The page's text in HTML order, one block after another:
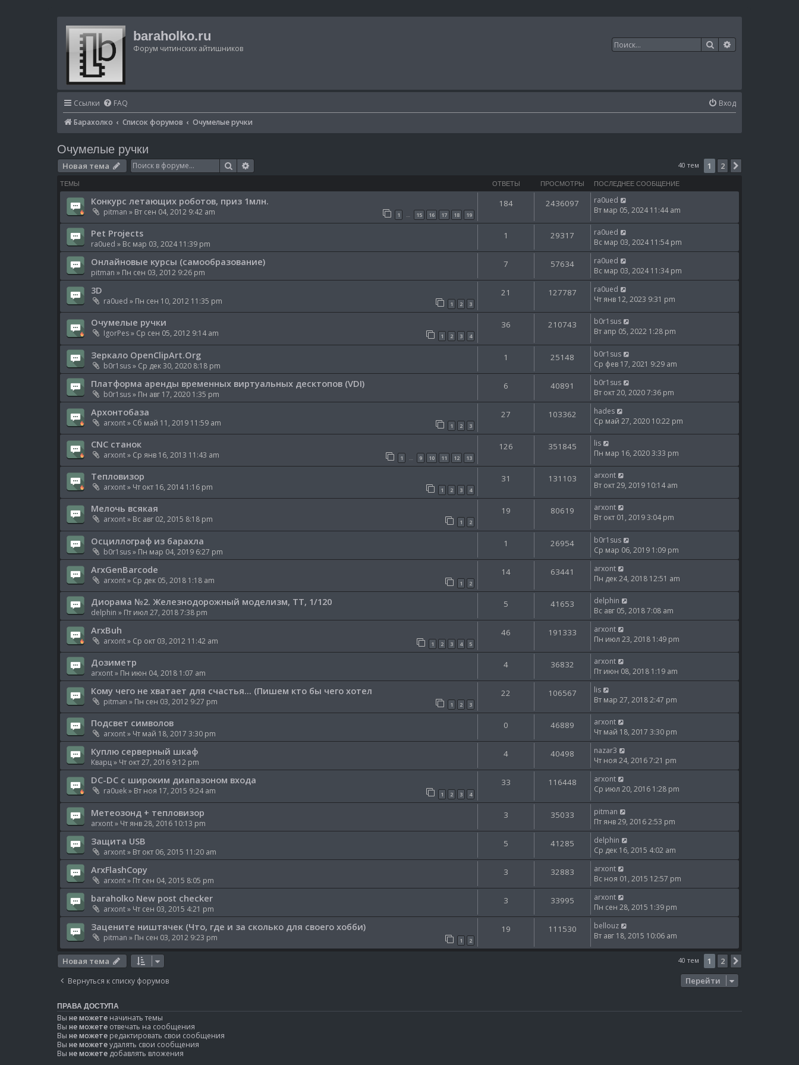
baraholko.ru
Форум читинских айтишников Поиск
Ссылки FAQ
Вход
Барахолко
Список форумов Очумелые ручки
Очумелые ручки
Новая тема Поиск 40 тем 1 2
ТЕМЫ ОТВЕТЫ ПРОСМОТРЫ ПОСЛЕДНЕЕ СООБЩЕНИЕ
Конкурс летающих роботов, приз 1млн.
pitman » Вт сен 04, 2012 9:42 am 1 … 15 16 17 18 19
184 2436097
ra0ued
Вт мар 05, 2024 11:44 am
Pet Projects
ra0ued » Вс мар 03, 2024 11:39 pm
1 29317
ra0ued
Вс мар 03, 2024 11:54 pm
Онлайновые курсы (самообразование)
pitman » Пн сен 03, 2012 9:26 pm
7 57634
ra0ued
Вс мар 03, 2024 11:34 pm
3D
ra0ued » Пн сен 10, 2012 11:35 pm 1 2 3
21 127787
ra0ued
Чт янв 12, 2023 9:31 pm
Очумелые ручки
IgorPes» Ср сен 05, 2012 9:14 am 1 2 3 4
36 210743
b0r1sus
Вт апр 05, 2022 1:28 pm
Зеркало OpenClipArt.Org
b0r1sus» Ср дек 30, 2020 8:18 pm
1 25148
b0r1sus
Ср фев 17, 2021 9:29 am
Платформа аренды временных виртуальных десктопов (VDI)
b0r1sus» Пн авг 17, 2020 1:35 pm
6 40891
b0r1sus
Вт окт 20, 2020 7:36 pm
Архонтобаза
arxont» Сб май 11, 2019 11:59 am 1 2 3
27 103362
hades
Ср май 27, 2020 10:22 pm
CNC станок
arxont» Ср янв 16, 2013 11:43 am 1 … 9 10 11 12 13
126 351845
lis
Пн мар 16, 2020 3:33 pm
Тепловизор
arxont» Чт окт 16, 2014 1:16 pm 1 2 3 4
31 131103
arxont
Вт окт 29, 2019 10:14 am
Мелочь всякая
arxont» Вс авг 02, 2015 8:18 pm 1 2
19 80619
arxont
Вт окт 01, 2019 3:04 pm
Осциллограф из барахла
b0r1sus» Пн мар 04, 2019 6:27 pm
1 26954
b0r1sus
Ср мар 06, 2019 1:09 pm
ArxGenBarcode
arxont» Ср дек 05, 2018 1:18 am 1 2
14 63441
arxont
Пн дек 24, 2018 12:51 am
Диорама №2. Железнодорожный моделизм, TT, 1/120
delphin » Пт июл 27, 2018 7:38 pm
5 41653
delphin
Вс авг 05, 2018 7:08 am
ArxBuh
arxont» Ср окт 03, 2012 11:42 am 1 2 3 4 5
46 191333
arxont
Пн июл 23, 2018 1:49 pm
Дозиметр
arxont» Пн июн 04, 2018 1:07 am
4 36832
arxont
Пт июн 08, 2018 1:19 am
Кому чего не хватает для счастья... (Пишем кто бы чего хотел
pitman » Пн сен 03, 2012 9:27 pm 1 2 3
22 106567
lis
Вт мар 27, 2018 2:47 pm
Подсвет символов
arxont» Чт май 18, 2017 3:30 pm
0 46889
arxont
Чт май 18, 2017 3:30 pm
Куплю серверный шкаф
Кварц» Чт окт 27, 2016 9:12 pm
4 40498
nazar3
Чт ноя 24, 2016 7:21 pm
DC-DC с широким диапазоном входа
ra0uek» Вт ноя 17, 2015 9:24 am 1 2 3 4
33 116448
arxont
Ср июл 20, 2016 1:28 pm
Метеозонд + тепловизор
arxont» Чт янв 28, 2016 10:13 pm
3 35033
pitman
Пт янв 29, 2016 2:53 pm
Защита USB
arxont» Вт окт 06, 2015 11:20 am
5 41285
delphin
Ср дек 16, 2015 4:02 am
ArxFlashCopy
arxont» Пт сен 04, 2015 8:05 pm
3 32883
arxont
Вс ноя 01, 2015 12:57 pm
baraholko New post checker
arxont» Чт сен 03, 2015 4:21 pm
3 33995
arxont
Пн сен 28, 2015 1:39 pm
Зацените ништячек (Что, где и за сколько для своего хобби)
pitman » Пн сен 03, 2012 9:23 pm 1 2
19 111530
bellouz
Вт авг 18, 2015 10:06 am
Новая тема 40 тем 1 2
Вернуться к списку форумов Перейти
ПРАВА ДОСТУПА
Вы не можете начинать темы
Вы не можете отвечать на сообщения
Вы не можете редактировать свои сообщения
Вы не можетеудалять свои сообщения
Вы не можете добавлять вложения